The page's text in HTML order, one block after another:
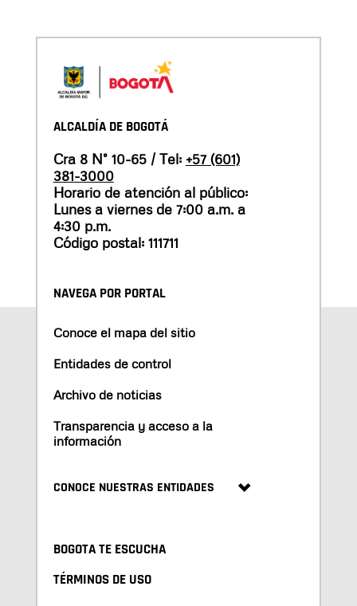
ALCALDÍA DE BOGOTÁ
Cra 8 N° 10-65 / Tel: +57 (601)
381-3000
Horario de atención al público:
Lunes a viernes de 7:00 a.m. a
4:30 p.m.
Código postal: 111711
NAVEGA POR PORTAL
Conoce el mapa del sitio
Entidades de control
Archivo de noticias
Transparencia y acceso a la
información
CONOCE NUESTRAS ENTIDADES
BOGOTA TE ESCUCHA
TÉRMINOS DE USO